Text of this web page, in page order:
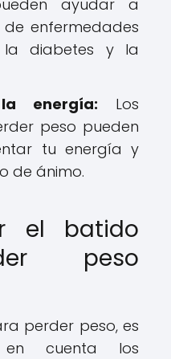
ayudar a
enfermedades
la diabetes y la
energía: Los
peso pueden
tu energía y
de ánimo.
el batido
peso
perder peso, es
en cuenta los